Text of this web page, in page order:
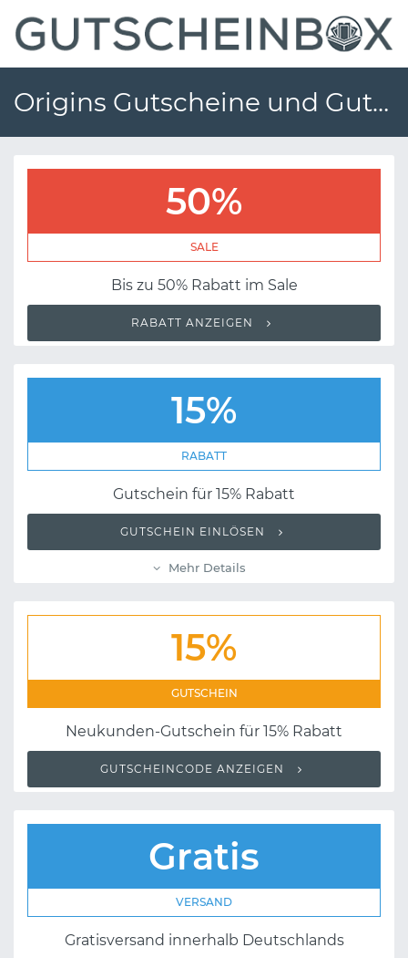
Origins Gutscheine und Gutscheincodes
50%
SALE
Bis zu 50% Rabatt im Sale
RABATT ANZEIGEN
15%
RABATT
Gutschein für 15% Rabatt
GUTSCHEIN EINLÖSEN
Mehr Details
15%
GUTSCHEIN
Neukunden-Gutschein für 15% Rabatt
GUTSCHEINCODE ANZEIGEN
Gratis
VERSAND
Gratisversand innerhalb Deutschlands